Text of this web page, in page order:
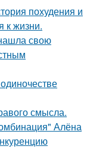
похудения и
к жизни.
свою
смысла.
Алёна